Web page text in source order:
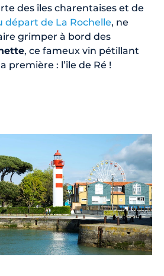
des îles charentaises et de
départ de La Rochelle, ne
grimper à bord des
, ce fameux vin pétillant
première : l’île de Ré !